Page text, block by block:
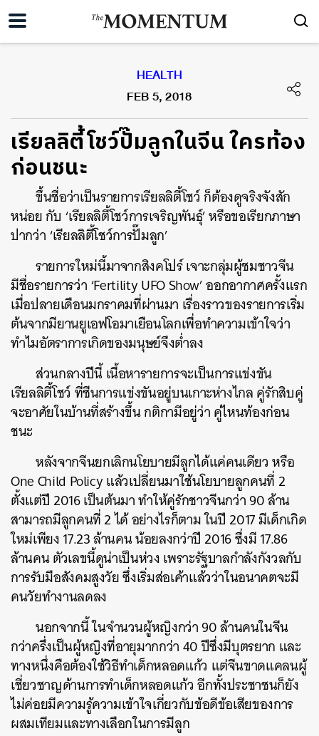
HEALTH
FEB 5, 2018
เรียลลิตี้โชว์ปั๊มลูกในจีน ใครท้อง
ก่อนชนะ
ขึ้นชื่อว่าเป็นรายการเรียลลิตี้โชว์ ก็ต้องดูจริงจังสัก
หน่อย กับ ‘เรียลลิตี้โชว์การเจริญพันธุ์’ หรือขอเรียกภาษา
ปากว่า ‘เรียลลิตี้โชว์การปั๊มลูก’
รายการใหม่นี้มาจากสิงคโปร์ เจาะกลุ่มผู้ชมชาวจีน
มีชื่อรายการว่า ‘Fertility UFO Show’ ออกอากาศครั้งแรก
เมื่อปลายเดือนมกราคมที่ผ่านมา เรื่องราวของรายการเริ่ม
ต้นจากมียานยูเอฟโอมาเยือนโลกเพื่อทำความเข้าใจว่า
ทำไมอัตราการเกิดของมนุษย์จึงต่ำลง
ส่วนกลางปีนี้ เนื้อหารายการจะเป็นการแข่งขัน
เรียลลิตี้โชว์ ที่ซีนการแข่งขันอยู่บนเกาะห่างไกล คู่รักสิบคู่
จะอาศัยในบ้านที่สร้างขึ้น กติกามีอยู่ว่า คู่ไหนท้องก่อน
ชนะ
หลังจากจีนยกเลิกนโยบายมีลูกได้แค่คนเดียว หรือ
One Child Policy แล้วเปลี่ยนมาใช้นโยบายลูกคนที่ 2
ตั้งแต่ปี 2016 เป็นต้นมา ทำให้คู่รักชาวจีนกว่า 90 ล้าน
สามารถมีลูกคนที่ 2 ได้ อย่างไรก็ตาม ในปี 2017 มีเด็กเกิด
ใหม่เพียง 17.23 ล้านคน น้อยลงกว่าปี 2016 ซึ่งมี 17.86
ล้านคน ตัวเลขนี้ดูน่าเป็นห่วง เพราะรัฐบาลกำลังกังวลกับ
การรับมือสังคมสูงวัย ซึ่งเริ่มส่อเค้าแล้วว่าในอนาคตจะมี
คนวัยทำงานลดลง
นอกจากนี้ ในจำนวนผู้หญิงกว่า 90 ล้านคนในจีน
กว่าครึ่งเป็นผู้หญิงที่อายุมากกว่า 40 ปีซึ่งมีบุตรยาก และ
ทางหนึ่งคือต้องใช้วิธีทำเด็กหลอดแก้ว แต่จีนขาดแคลนผู้
เชี่ยวชาญด้านการทำเด็กหลอดแก้ว อีกทั้งประชาชนก็ยัง
ไม่ค่อยมีความรู้ความเข้าใจเกี่ยวกับข้อดีข้อเสียของการ
ผสมเทียมและทางเลือกในการมีลูก